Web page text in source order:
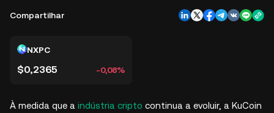
Compartilhar
NXPC
$0,2365 -0,08%
À medida que a indústria cripto continua a evoluir, a KuCoin